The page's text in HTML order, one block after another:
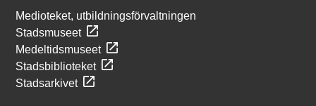
Medioteket, utbildningsförvaltningen
Stadsmuseet
Medeltidsmuseet
Stadsbiblioteket
Stadsarkivet